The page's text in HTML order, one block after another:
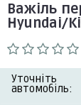
Важіль
Hyundai/
Уточніть
автомобіль: